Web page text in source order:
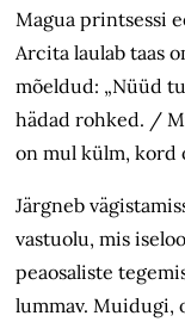
Magua printsessi
Arcita laulab taas
mõeldud: „Nüüd
hädad rohked. /
on mul külm, kord
Järgneb
vastuolu, mis
peaosaliste
lummav. Muidugi,